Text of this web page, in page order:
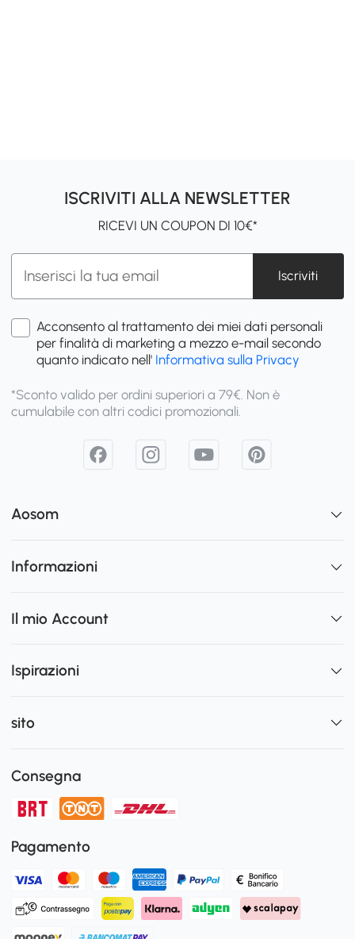
ISCRIVITI ALLA NEWSLETTER
RICEVI UN COUPON DI 10€*
Iscriviti
Acconsento al trattamento dei miei dati personali
per finalità di marketing a mezzo e-mail secondo
quanto indicato nell' Informativa sulla Privacy
*Sconto valido per ordini superiori a 79€. Non è
cumulabile con altri codici promozionali.
Aosom
Informazioni
Il mio Account
Ispirazioni
sito
Consegna
Pagamento